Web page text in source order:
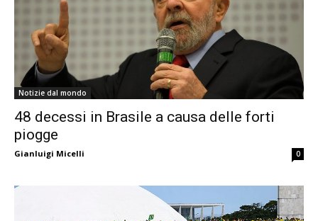
Notizie dal mondo
48 decessi in Brasile a causa delle forti
piogge
Gianluigi Micelli 0